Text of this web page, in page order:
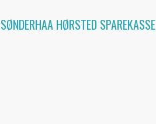
SØNDERHAA HØRSTED SPAREKASSE